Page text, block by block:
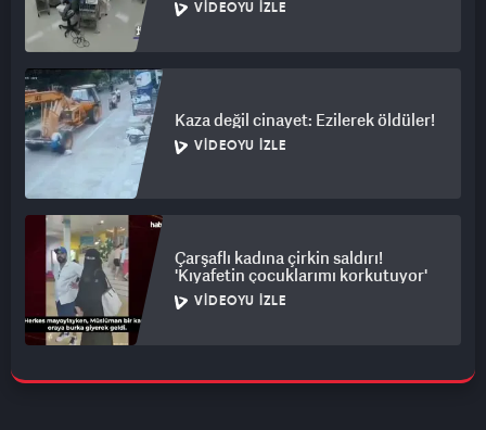
VIDEOYU İZLE
Kaza değil cinayet: Ezilerek öldüler!
VIDEOYU İZLE
Çarşaflı kadına çirkin saldırı!
'Kıyafetin çocuklarımı korkutuyor'
VIDEOYU İZLE